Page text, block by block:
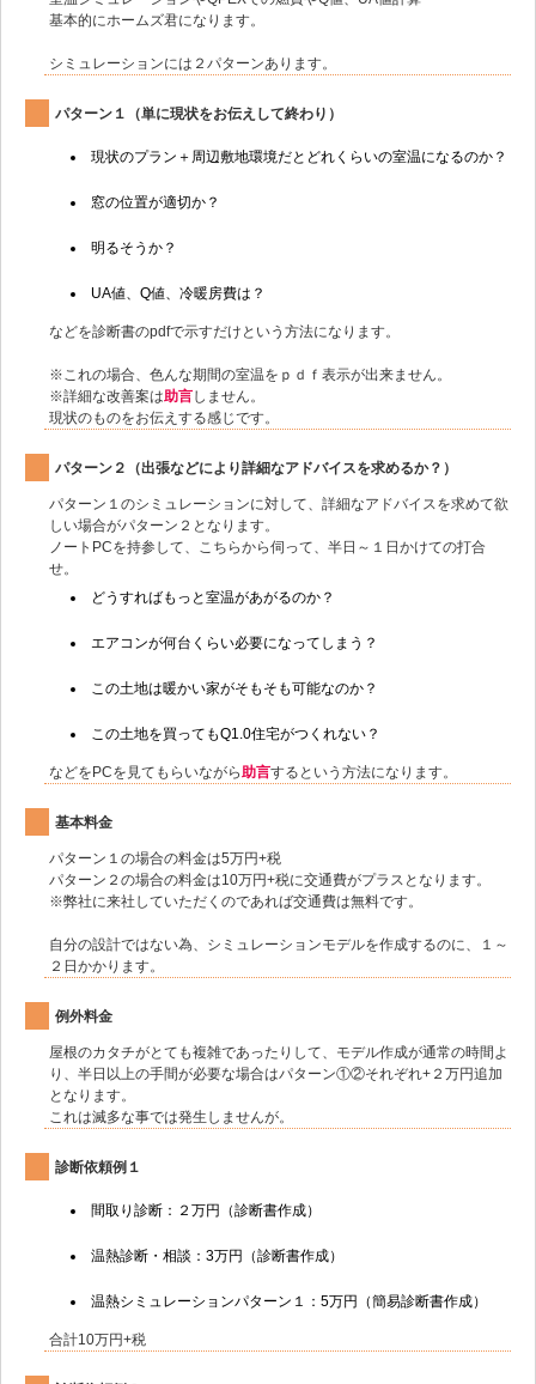
基本的にホームズ君になります。
シミュレーションには２パターンあります。
パターン１（単に現状をお伝えして終わり）
現状のプラン＋周辺敷地環境だとどれくらいの室温になるのか？
窓の位置が適切か？
明るそうか？
UA値、Q値、冷暖房費は？
などを診断書のpdfで示すだけという方法になります。
※これの場合、色んな期間の室温をｐｄｆ表示が出来ません。
※詳細な改善案は助言しません。
現状のものをお伝えする感じです。
パターン２（出張などにより詳細なアドバイスを求めるか？）
パターン１のシミュレーションに対して、詳細なアドバイスを求めて欲
しい場合がパターン２となります。
ノートPCを持参して、こちらから伺って、半日～１日かけての打合
せ。
どうすればもっと室温があがるのか？
エアコンが何台くらい必要になってしまう？
この土地は暖かい家がそもそも可能なのか？
この土地を買ってもQ1.0住宅がつくれない？
などをPCを見てもらいながら助言するという方法になります。
基本料金
パターン１の場合の料金は5万円+税
パターン２の場合の料金は10万円+税に交通費がプラスとなります。
※弊社に来社していただくのであれば交通費は無料です。
自分の設計ではない為、シミュレーションモデルを作成するのに、１～
２日かかります。
例外料金
屋根のカタチがとても複雑であったりして、モデル作成が通常の時間よ
り、半日以上の手間が必要な場合はパターン①②それぞれ+２万円追加
となります。
これは滅多な事では発生しませんが。
診断依頼例１
間取り診断：２万円（診断書作成）
温熱診断・相談：3万円（診断書作成）
温熱シミュレーションパターン１：5万円（簡易診断書作成）
合計10万円+税